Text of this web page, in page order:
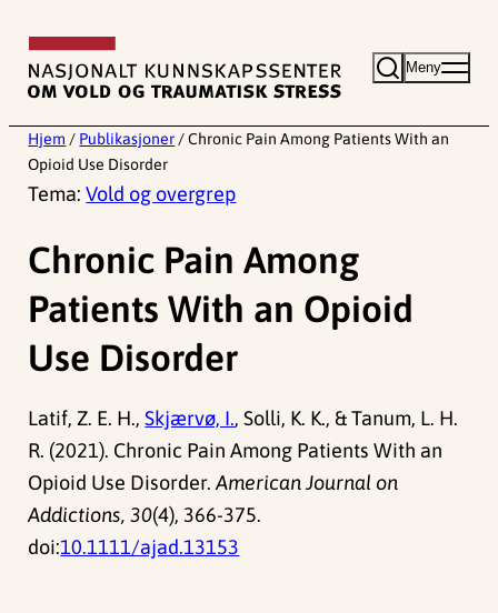
innhold
Meny
Hjem / Publikasjoner / Chronic Pain Among Patients With an
Opioid Use Disorder
Tema:Vold og overgrep
Chronic Pain Among
Patients With an Opioid
Use Disorder
Latif, Z. E. H.,Skjærvø, I., Solli, K. K., & Tanum, L. H.
R. (2021). Chronic Pain Among Patients With an
Opioid Use Disorder.American Journal on
Addictions, 30(4), 366-375.
doi:10.1111/ajad.13153